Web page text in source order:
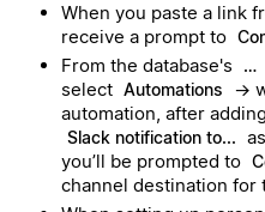
When you paste a link
receive a prompt to
From the database's …
select Automations
→
automation, after
Slack notification to...
you’ll be prompted to
channel destination for